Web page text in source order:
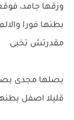
وزقها جامد،
بطنها فورا
مقدرتش تخبى
بصلها مجدى
قليلا اصفل